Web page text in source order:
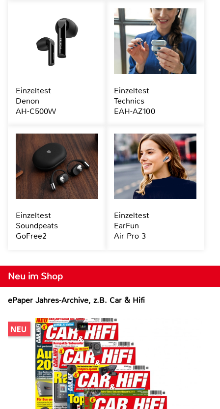
Neu im Shop
ePaper Jahres-Archive, z.B. Car & Hifi
Einzeltest
Denon
AH-C500W
Einzeltest
Technics
EAH-AZ100
Einzeltest
Soundpeats
GoFree2
Einzeltest
EarFun
Air Pro 3